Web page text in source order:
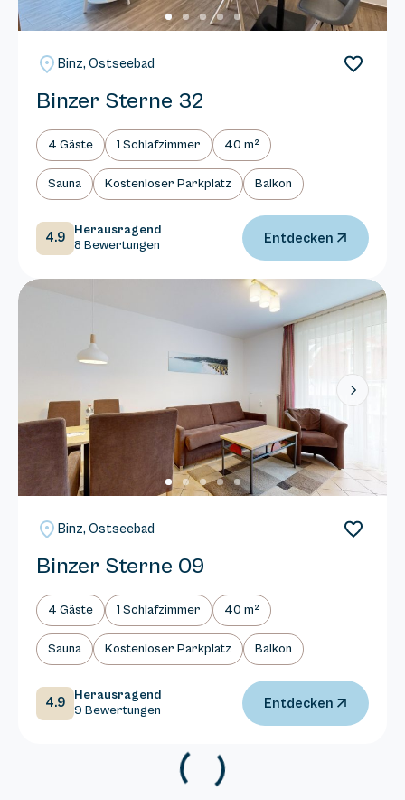
Binz, Ostseebad
Binzer Sterne 32
4 Gäste 1 Schlafzimmer 40 m²
Sauna Kostenloser Parkplatz Balkon
4.9
Herausragend
8 Bewertungen
Entdecken
Next
Binz, Ostseebad
Binzer Sterne 09
4 Gäste 1 Schlafzimmer 40 m²
Sauna Kostenloser Parkplatz Balkon
4.9
Herausragend
9 Bewertungen
Entdecken